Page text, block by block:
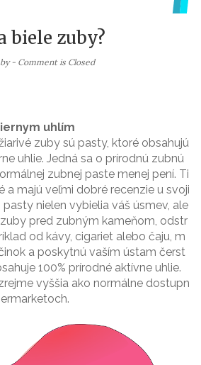
biele zuby?
- Comment is Closed
uhlím
zuby sú pasty, ktoré obsahujú
uhlie. Jedná sa o prírodnú zubnú
zubnej paste menej pení. Ti
a majú veľmi dobré recenzie u svoji
nielen vybielia váš úsmev, ale
pred zubným kameňom, odstr
od kávy, cigariet alebo čaju, m
a poskytnú vaším ústam čerst
100% prírodné aktívne uhlie.
vyššia ako normálne dostupn